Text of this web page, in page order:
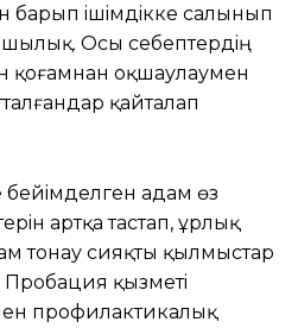
барып iшiмдiкке салынып
Осы себептердiң
қоғамнан оқшаулаумен
қайталап
бейiмделген адам өз
артқа тастап, ұрлық
тонау сияқты қылмыстар
қызметi
профилактикалық